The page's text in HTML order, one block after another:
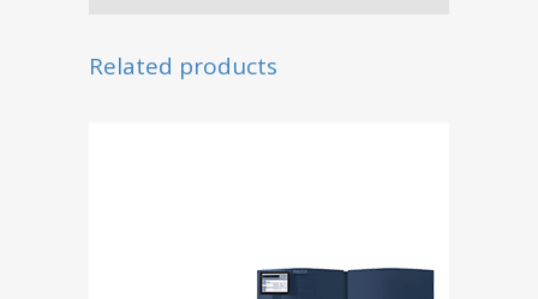
Related products